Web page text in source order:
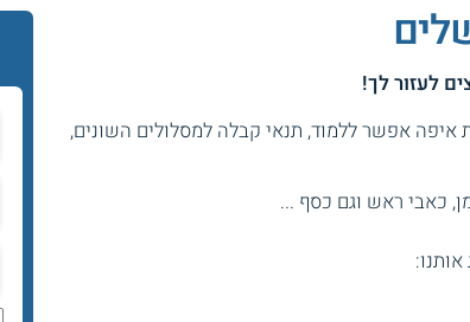
לעזור לך!
אפשר ללמוד, תנאי קבלה למסלולים השונים,
כאבי ראש וגם כסף ...